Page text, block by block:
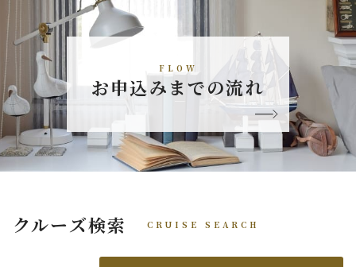
FLOW
お申込みまでの流れ
クルーズ検索 CRUISE SEARCH